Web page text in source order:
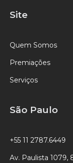
Site
Quem Somos
Premiações
Serviços
São Paulo
+55 11 2787.6449
Av. Paulista 1079,